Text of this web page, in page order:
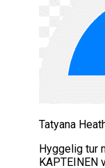
Tatyana
Hyggelig tur
KAPTEINEN